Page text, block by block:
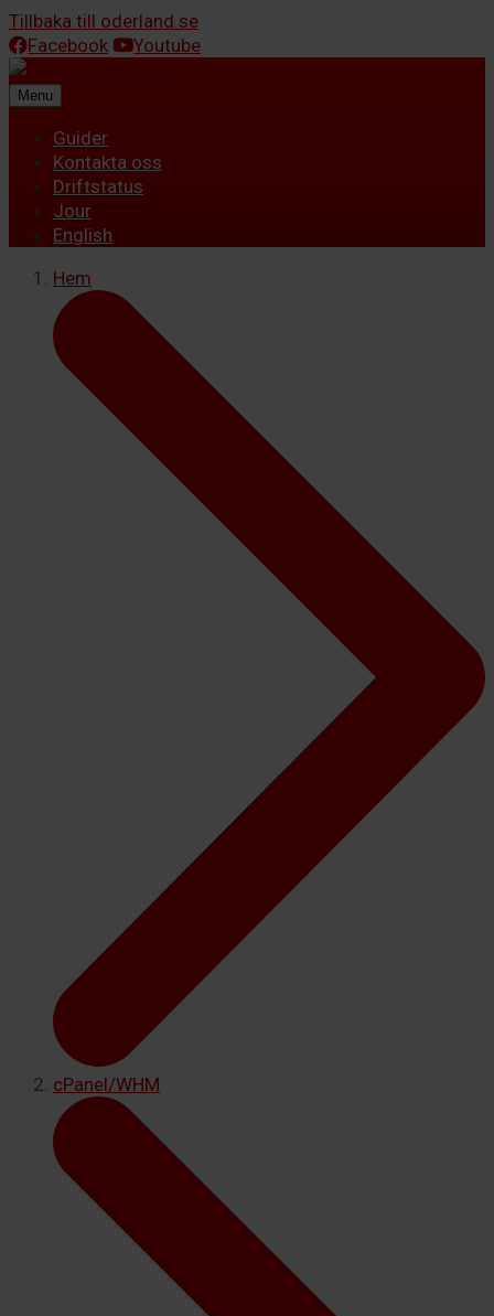
Tillbaka till oderland.se
Facebook
Youtube
Menu
Guider
Kontakta oss
Driftstatus
Jour
English
Hem
cPanel/WHM